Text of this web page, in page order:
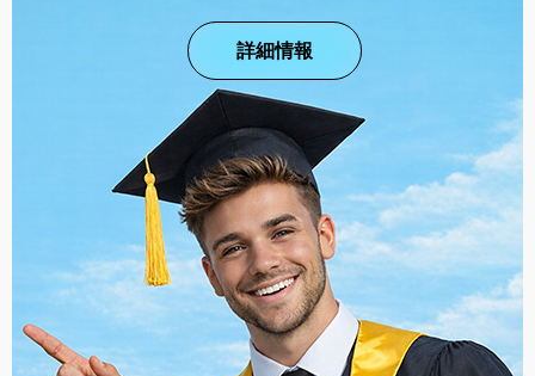
詳細情報